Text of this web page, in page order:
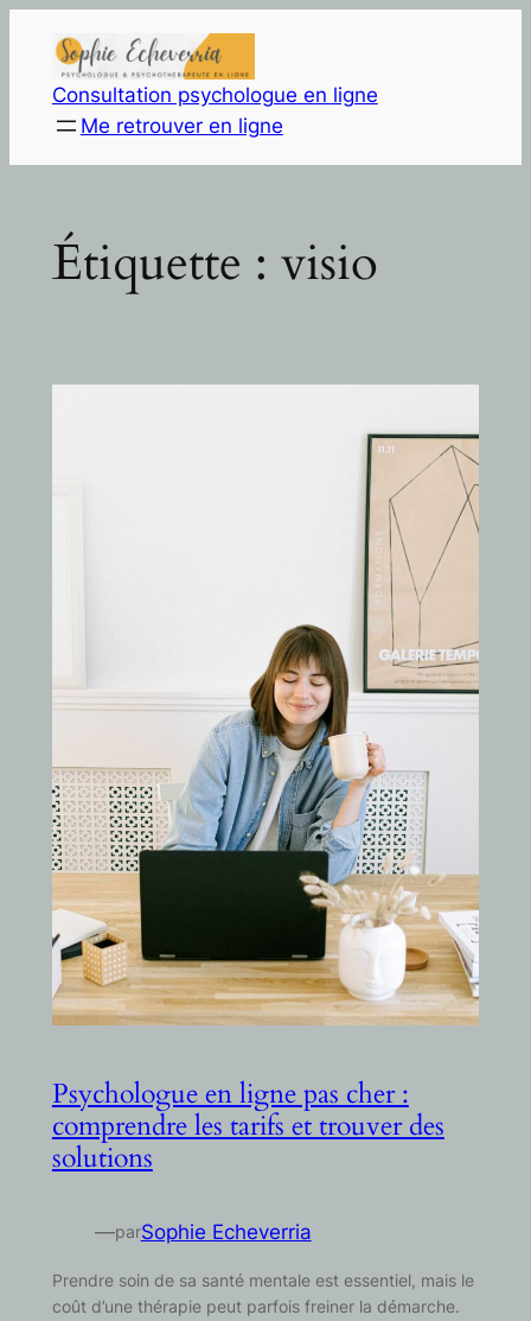
contenuConsultation psychologue en ligne
Me retrouver en ligne
Étiquette : visio
Psychologue en ligne pas cher :
comprendre les tarifs et trouver des
solutions
—parSophie Echeverria
Prendre soin de sa santé mentale est essentiel, mais le
coût d’une thérapie peut parfois freiner la démarche.